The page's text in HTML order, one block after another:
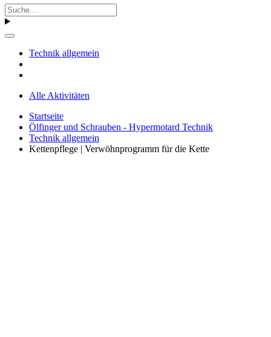
Technik allgemein
Alle Aktivitäten
Startseite
Ölfinger und Schrauben - Hypermotard Technik
Technik allgemein
Kettenpflege | Verwöhnprogramm für die Kette